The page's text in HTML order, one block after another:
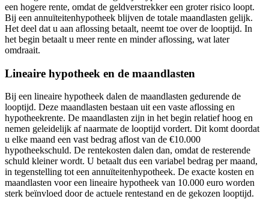
een hogere rente, omdat de geldverstrekker een groter risico loopt.
Bij een annuïteitenhypotheek blijven de totale maandlasten gelijk.
Het deel dat u aan aflossing betaalt, neemt toe over de looptijd. In
het begin betaalt u meer rente en minder aflossing, wat later
omdraait.
Lineaire hypotheek en de maandlasten
Bij een lineaire hypotheek dalen de maandlasten gedurende de
looptijd. Deze maandlasten bestaan uit een vaste aflossing en
hypotheekrente. De maandlasten zijn in het begin relatief hoog en
nemen geleidelijk af naarmate de looptijd vordert. Dit komt doordat
u elke maand een vast bedrag aflost van de €10.000
hypotheekschuld. De rentekosten dalen dan, omdat de resterende
schuld kleiner wordt. U betaalt dus een variabel bedrag per maand,
in tegenstelling tot een annuïteitenhypotheek. De exacte kosten en
maandlasten voor een lineaire hypotheek van 10.000 euro worden
sterk beïnvloed door de actuele rentestand en de gekozen looptijd.